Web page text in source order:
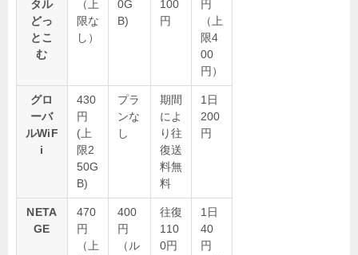
タル
どっ
とこ
む
（上
限な
し）
0G
B)
100
円
円
（上
限4
00
円）
グロ
ーバ
ルWiF
i
430
円
(上
限2
50G
B)
プラ
ンな
し
期間
によ
り往
復送
料無
料
1日
200
円
NETA
GE
470
円
（上
400
円
（ル
往復
110
0円
1日
40
円